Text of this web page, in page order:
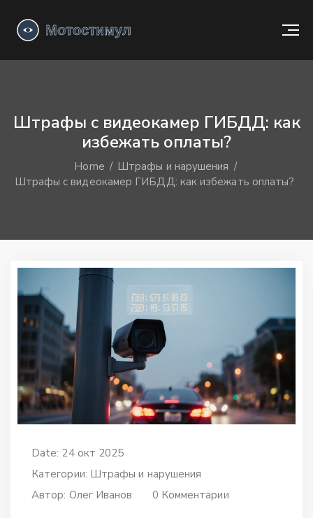
Штрафы с видеокамер ГИБДД: как
избежать оплаты?
Home
Штрафы и нарушения
Штрафы с видеокамер ГИБДД: как избежать оплаты?
Date: 24 окт 2025
Категории: Штрафы и нарушения
Автор: Олег Иванов 0 Комментарии